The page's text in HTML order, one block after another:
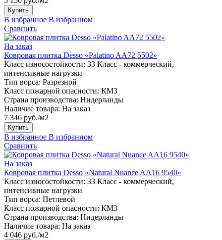
Купить
В избранное В избранном
Сравнить
На заказ
Ковровая плитка Desso «Palatino AA72 5502»
Класс износостойкости: 33 Класс - коммерческий,
интенсивные нагрузки
Тип ворса: Разрезной
Класс пожарной опасности: КМ3
Страна производства: Нидерланды
Наличие товара: На заказ
7 346 руб./м2
Купить
В избранное В избранном
Сравнить
На заказ
Ковровая плитка Desso «Natural Nuance AA16 9540»
Класс износостойкости: 33 Класс - коммерческий,
интенсивные нагрузки
Тип ворса: Петлевой
Класс пожарной опасности: КМ3
Страна производства: Нидерланды
Наличие товара: На заказ
4 046 руб./м2